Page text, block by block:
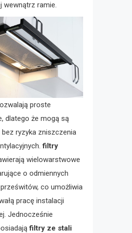
wewnątrz ramie.
proste
dlatego że mogą są
ryzyka zniszczenia
filtry
wielowarstwowe
o odmiennych
co umożliwia
pracę instalacji
Jednocześnie
filtry ze stali